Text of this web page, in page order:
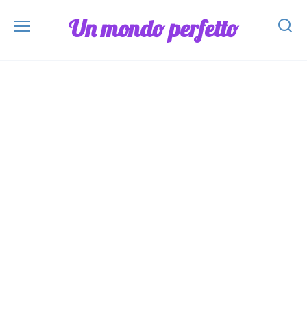
Un mondo perfetto